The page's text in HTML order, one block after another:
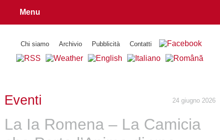
Chi siamo Archivio Pubblicità Contatti
Menu
Eventi 24 giugno 2026
La Ia Romena – La Camicia